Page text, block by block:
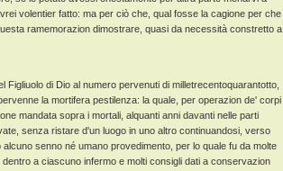
volentier fatto: ma per ciò che, qual fosse la cagione per che
ramemorazion dimostrare, quasi da necessità constretto a
di Dio al numero pervenuti di milletrecentoquarantotto,
la mortifera pestilenza: la quale, per operazion de' corpi
mandata sopra i mortali, alquanti anni davanti nelle parti
senza ristare d'un luogo in uno altro continuandosi, verso
alcuno senno né umano provedimento, per lo quale fu da molte
a ciascuno infermo e molti consigli dati a conservazion